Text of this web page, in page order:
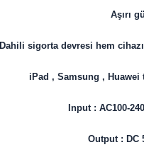
Aşırı
Dahili sigorta devresi hem
iPad , Samsung ,
Input : AC100-
Output : DC